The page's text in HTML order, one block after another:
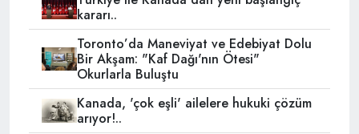
kararı..
Toronto’da Maneviyat ve Edebiyat Dolu
Bir Akşam: "Kaf Dağı'nın Ötesi"
Okurlarla Buluştu
Kanada, 'çok eşli' ailelere hukuki çözüm
arıyor!..